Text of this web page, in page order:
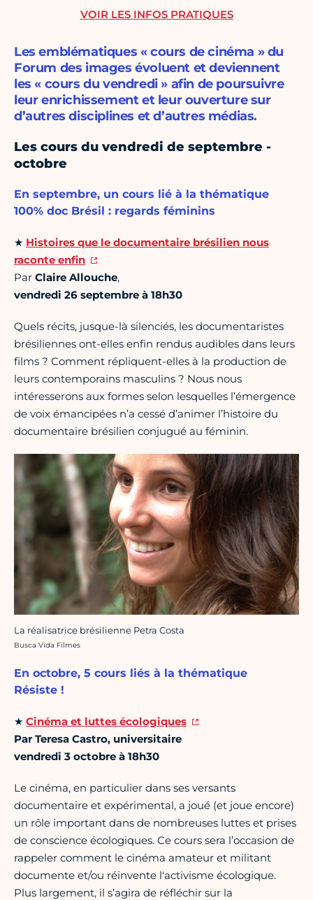
Les emblématiques « cours de cinéma » du
Forum des images évoluent et deviennent
les « cours du vendredi » afin de poursuivre
leur enrichissement et leur ouverture sur
d’autres disciplines et d’autres médias.
Les cours du vendredi de septembre -
octobre
En septembre, un cours lié à la thématique
100% doc Brésil : regards féminins
★ Histoires que le documentaire brésilien nous
raconte enfin
Par Claire Allouche,
vendredi 26 septembre à 18h30
Quels récits, jusque-là silenciés, les documentaristes
brésiliennes ont-elles enfin rendus audibles dans leurs
films ? Comment répliquent-elles à la production de
leurs contemporains masculins ? Nous nous
intéresserons aux formes selon lesquelles l’émergence
de voix émancipées n’a cessé d’animer l’histoire du
documentaire brésilien conjugué au féminin.
La réalisatrice brésilienne Petra Costa
Crédit photo :
Busca Vida Filmes
En octobre, 5 cours liés à la thématique
Résiste !
★ Cinéma et luttes écologiques
Par Teresa Castro, universitaire
vendredi 3 octobre à 18h30
Le cinéma, en particulier dans ses versants
documentaire et expérimental, a joué (et joue encore)
un rôle important dans de nombreuses luttes et prises
de conscience écologiques. Ce cours sera l’occasion de
rappeler comment le cinéma amateur et militant
documente et/ou réinvente l'activisme écologique.
Plus largement, il s’agira de réfléchir sur la
VOIR LES INFOS PRATIQUES